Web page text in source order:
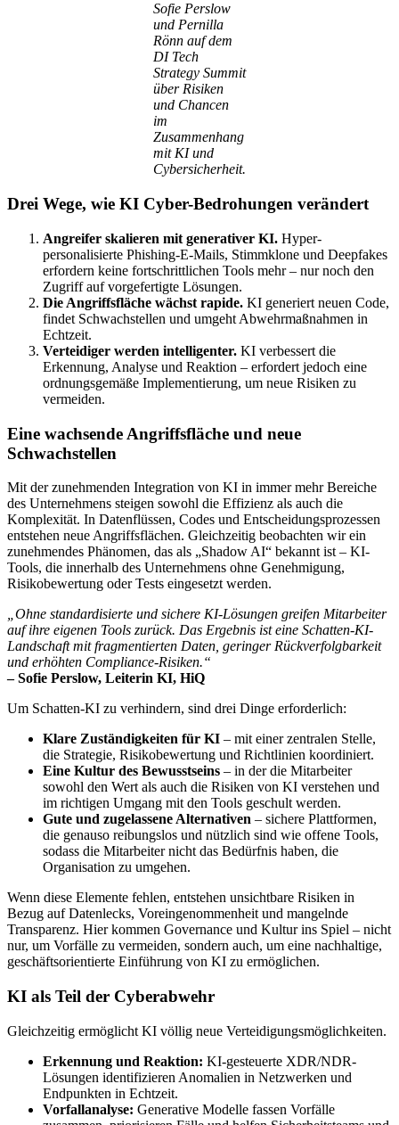
Sofie Perslow
und Pernilla
Rönn auf dem
DI Tech
Strategy Summit
über Risiken
und Chancen
im
Zusammenhang
mit KI und
Cybersicherheit.
Drei Wege, wie KI Cyber-Bedrohungen verändert
Angreifer skalieren mit generativer KI. Hyper-
personalisierte Phishing-E-Mails, Stimmklone und Deepfakes
erfordern keine fortschrittlichen Tools mehr – nur noch den
Zugriff auf vorgefertigte Lösungen.
Die Angriffsfläche wächst rapide. KI generiert neuen Code,
findet Schwachstellen und umgeht Abwehrmaßnahmen in
Echtzeit.
Verteidiger werden intelligenter. KI verbessert die
Erkennung, Analyse und Reaktion – erfordert jedoch eine
ordnungsgemäße Implementierung, um neue Risiken zu
vermeiden.
Eine wachsende Angriffsfläche und neue
Schwachstellen
Mit der zunehmenden Integration von KI in immer mehr Bereiche
des Unternehmens steigen sowohl die Effizienz als auch die
Komplexität. In Datenflüssen, Codes und Entscheidungsprozessen
entstehen neue Angriffsflächen. Gleichzeitig beobachten wir ein
zunehmendes Phänomen, das als „Shadow AI“ bekannt ist – KI-
Tools, die innerhalb des Unternehmens ohne Genehmigung,
Risikobewertung oder Tests eingesetzt werden.
„Ohne standardisierte und sichere KI-Lösungen greifen Mitarbeiter
auf ihre eigenen Tools zurück. Das Ergebnis ist eine Schatten-KI-
Landschaft mit fragmentierten Daten, geringer Rückverfolgbarkeit
und erhöhten Compliance-Risiken.“
– Sofie Perslow, Leiterin KI, HiQ
Um Schatten-KI zu verhindern, sind drei Dinge erforderlich:
Klare Zuständigkeiten für KI – mit einer zentralen Stelle,
die Strategie, Risikobewertung und Richtlinien koordiniert.
Eine Kultur des Bewusstseins – in der die Mitarbeiter
sowohl den Wert als auch die Risiken von KI verstehen und
im richtigen Umgang mit den Tools geschult werden.
Gute und zugelassene Alternativen – sichere Plattformen,
die genauso reibungslos und nützlich sind wie offene Tools,
sodass die Mitarbeiter nicht das Bedürfnis haben, die
Organisation zu umgehen.
Wenn diese Elemente fehlen, entstehen unsichtbare Risiken in
Bezug auf Datenlecks, Voreingenommenheit und mangelnde
Transparenz. Hier kommen Governance und Kultur ins Spiel – nicht
nur, um Vorfälle zu vermeiden, sondern auch, um eine nachhaltige,
geschäftsorientierte Einführung von KI zu ermöglichen.
KI als Teil der Cyberabwehr
Gleichzeitig ermöglicht KI völlig neue Verteidigungsmöglichkeiten.
Erkennung und Reaktion: KI-gesteuerte XDR/NDR-
Lösungen identifizieren Anomalien in Netzwerken und
Endpunkten in Echtzeit.
Vorfallanalyse: Generative Modelle fassen Vorfälle